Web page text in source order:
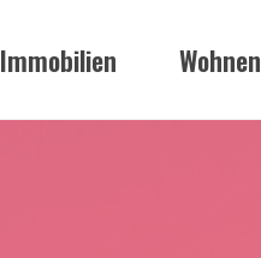
Immobilien Wohnen